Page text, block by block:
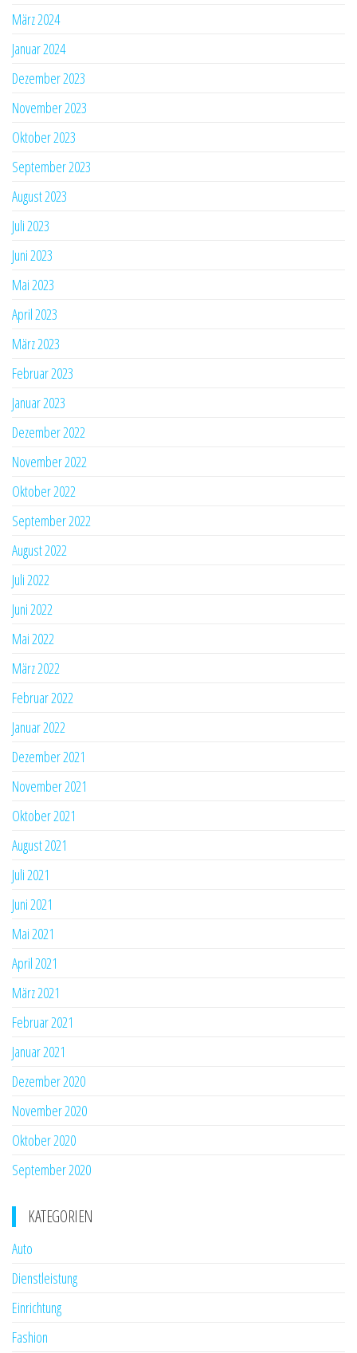
März 2024
Januar 2024
Dezember 2023
November 2023
Oktober 2023
September 2023
August 2023
Juli 2023
Juni 2023
Mai 2023
April 2023
März 2023
Februar 2023
Januar 2023
Dezember 2022
November 2022
Oktober 2022
September 2022
August 2022
Juli 2022
Juni 2022
Mai 2022
März 2022
Februar 2022
Januar 2022
Dezember 2021
November 2021
Oktober 2021
August 2021
Juli 2021
Juni 2021
Mai 2021
April 2021
März 2021
Februar 2021
Januar 2021
Dezember 2020
November 2020
Oktober 2020
September 2020
KATEGORIEN
Auto
Dienstleistung
Einrichtung
Fashion